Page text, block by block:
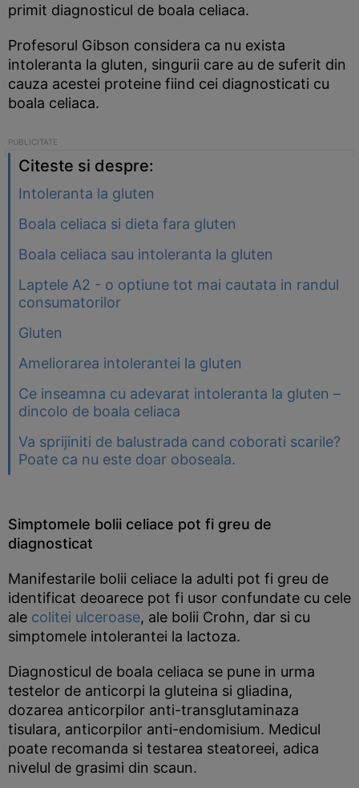
primit diagnosticul de boala celiaca.
Profesorul Gibson considera ca nu exista
intoleranta la gluten, singurii care au de suferit din
cauza acestei proteine fiind cei diagnosticati cu
boala celiaca.
Citeste si despre:
Intoleranta la gluten
Boala celiaca si dieta fara gluten
Boala celiaca sau intoleranta la gluten
Laptele A2 - o optiune tot mai cautata in randul
consumatorilor
Gluten
Ameliorarea intolerantei la gluten
Ce inseamna cu adevarat intoleranta la gluten –
dincolo de boala celiaca
Va sprijiniti de balustrada cand coborati scarile?
Poate ca nu este doar oboseala.
Simptomele bolii celiace pot fi greu de
diagnosticat
Manifestarile bolii celiace la adulti pot fi greu de
identificat deoarece pot fi usor confundate cu cele
ale colitei ulceroase, ale bolii Crohn, dar si cu
simptomele intolerantei la lactoza.
Diagnosticul de boala celiaca se pune in urma
testelor de anticorpi la gluteina si gliadina,
dozarea anticorpilor anti-transglutaminaza
tisulara, anticorpilor anti-endomisium. Medicul
poate recomanda si testarea steatoreei, adica
nivelul de grasimi din scaun.